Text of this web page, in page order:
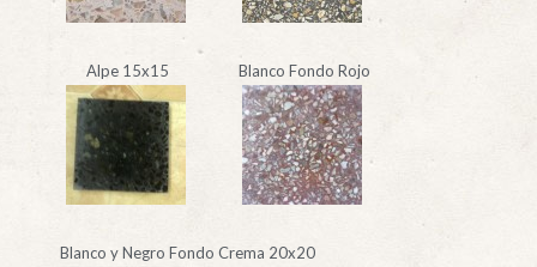
Alpe 15x15 Blanco Fondo Rojo
Blanco y Negro Fondo Crema 20x20